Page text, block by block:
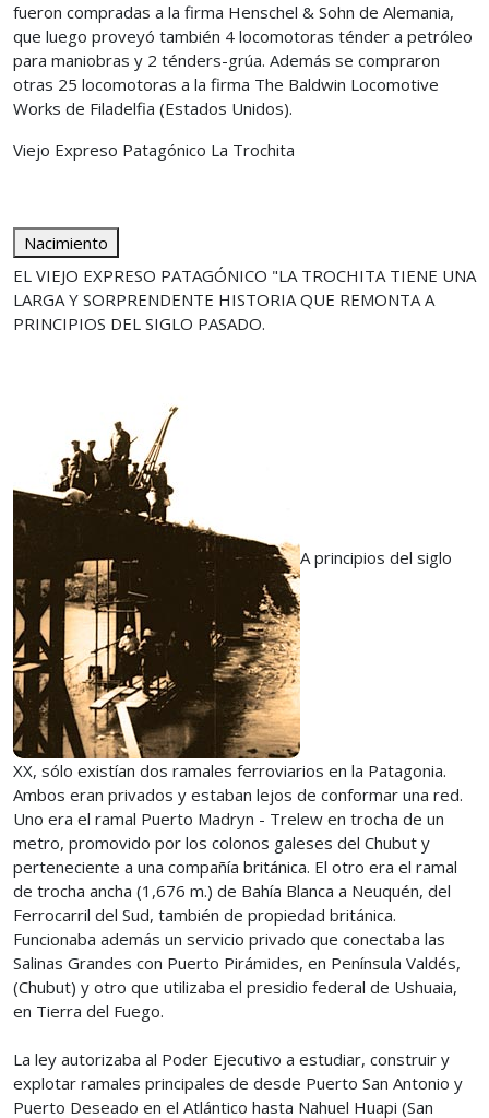
fueron compradas a la firma Henschel & Sohn de Alemania,
que luego proveyó también 4 locomotoras ténder a petróleo
para maniobras y 2 ténders-grúa. Además se compraron
otras 25 locomotoras a la firma The Baldwin Locomotive
Works de Filadelfia (Estados Unidos).
Viejo Expreso Patagónico La Trochita
Nacimiento
EL VIEJO EXPRESO PATAGÓNICO "LA TROCHITA TIENE UNA
LARGA Y SORPRENDENTE HISTORIA QUE REMONTA A
PRINCIPIOS DEL SIGLO PASADO.
A principios del siglo
XX, sólo existían dos ramales ferroviarios en la Patagonia.
Ambos eran privados y estaban lejos de conformar una red.
Uno era el ramal Puerto Madryn - Trelew en trocha de un
metro, promovido por los colonos galeses del Chubut y
perteneciente a una compañía británica. El otro era el ramal
de trocha ancha (1,676 m.) de Bahía Blanca a Neuquén, del
Ferrocarril del Sud, también de propiedad británica.
Funcionaba además un servicio privado que conectaba las
Salinas Grandes con Puerto Pirámides, en Península Valdés,
(Chubut) y otro que utilizaba el presidio federal de Ushuaia,
en Tierra del Fuego.
La ley autorizaba al Poder Ejecutivo a estudiar, construir y
explotar ramales principales de desde Puerto San Antonio y
Puerto Deseado en el Atlántico hasta Nahuel Huapi (San